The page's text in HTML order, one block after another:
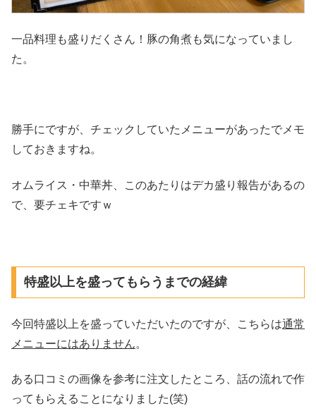
一品料理も盛りだくさん！豚の角煮も気になっていまし
た。
勝手にですが、チェックしていたメニューがあったでメモ
しておきますね。
オムライス・中華丼、このあたりはデカ盛り報告があるの
で、要チェキですｗ
特盛以上を盛ってもらうまでの経緯
今回特盛以上を盛っていただいたのですが、こちらは通常
メニューにはありません。
ある口コミの画像を参考に注文したところ、話の流れで作
ってもらえることになりました(笑)